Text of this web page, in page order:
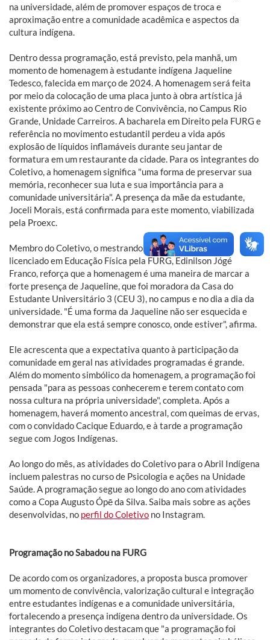
na universidade, além de promover espaços de troca e
aproximação entre a comunidade acadêmica e aspectos da
cultura indígena.
Dentro dessa programação, está previsto, pela manhã, um
momento de homenagem à estudante indígena Jaqueline
Tedesco, falecida em março de 2024. A homenagem será feita
por meio da colocação de uma placa junto à obra artística já
existente próximo ao Centro de Convivência, no Campus Rio
Grande, Unidade Carreiros. A bacharela em Direito pela FURG e
referência no movimento estudantil perdeu a vida após
explosão de líquidos inflamáveis durante seu jantar de
formatura em um restaurante da cidade. Para os integrantes do
Coletivo, a homenagem significa "uma forma de preservar sua
memória, reconhecer sua luta e sua importância para a
comunidade universitária". A presença da mãe da estudante,
Joceli Morais, está confirmada para este momento, viabilizada
pela Proexc.
Membro do Coletivo, o mestrando em Saúde Pública e
licenciado em Educação Física pela FURG, Edinilson Jógé
Franco, reforça que a homenagem é uma maneira de marcar a
forte presença de Jaqueline, que foi moradora da Casa do
Estudante Universitário 3 (CEU 3), no campus e no dia a dia da
universidade. "É uma forma da Jaqueline não ser esquecida e
demonstrar que ela está sempre conosco, onde estiver", afirma.
Ele acrescenta que a expectativa quanto à participação da
comunidade em geral nas atividades programadas é grande.
Além do momento simbólico da homenagem, a programação foi
pensada "para as pessoas conhecerem e terem contato com
nossa cultura na própria universidade", completa. Após a
homenagem, haverá momento ancestral, com queimas de ervas,
com o convidado Cacique Eduardo, e à tarde a programação
segue com Jogos Indígenas.
Ao longo do mês, as atividades do Coletivo para o Abril Indígena
incluem palestras no curso de Psicologia e ações na Unidade
Saúde. A programação segue ao longo do ano com atividades
como a Copa Augusto Ópē da Silva. Saiba mais sobre as ações
desenvolvidas, no perfil do Coletivo no Instagram.
Programação no Sabadou na FURG
De acordo com os organizadores, a proposta busca promover
um momento de convivência, valorização cultural e integração
entre estudantes indígenas e a comunidade universitária,
fortalecendo a presença indígena dentro da universidade. Os
integrantes do Coletivo destacam que "a programação foi